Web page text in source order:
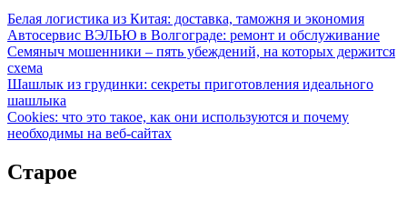
Белая логистика из Китая: доставка, таможня и экономия
Автосервис ВЭЛЬЮ в Волгограде: ремонт и обслуживание
Семяныч мошенники – пять убеждений, на которых держится
схема
Шашлык из грудинки: секреты приготовления идеального
шашлыка
Cookies: что это такое, как они используются и почему
необходимы на веб-сайтах
Старое